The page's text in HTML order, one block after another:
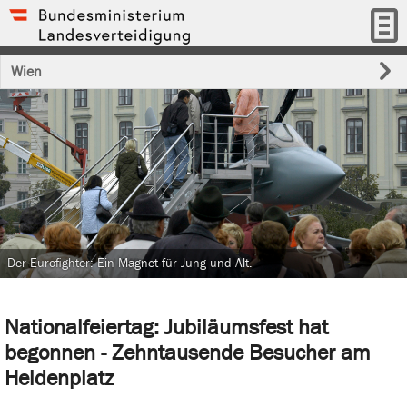
Wien
Nationalfeiertag: Jubiläumsfest hat
begonnen - Zehntausende Besucher am
Heldenplatz
Der Eurofighter: Ein Magnet für Jung und Alt.